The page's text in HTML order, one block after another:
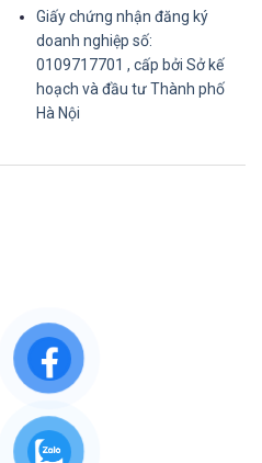
Giấy chứng nhận đăng ký
doanh nghiệp số:
0109717701 , cấp bởi Sở kế
hoạch và đầu tư Thành phố
Hà Nội